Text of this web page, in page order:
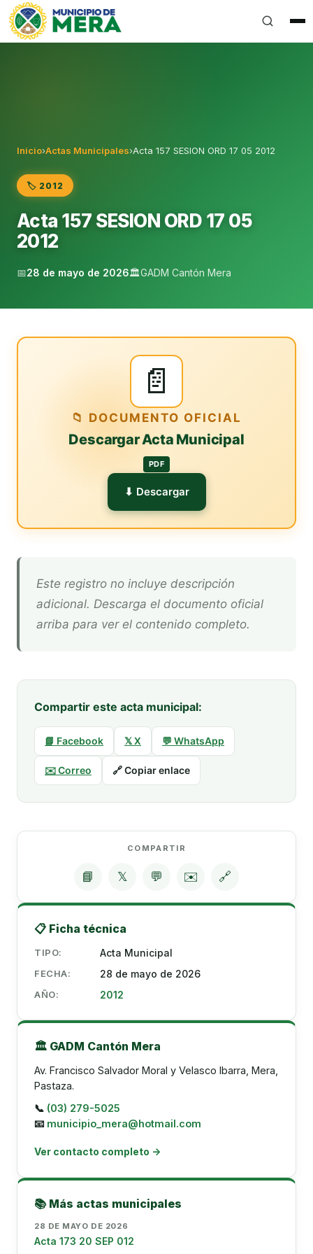
Gobierno Autónomo Descentralizado Municipal del
Inicio›Actas Municipales›Acta 157 SESION ORD 17 05 2012
🏷️ 2012
Acta 157 SESION ORD 17 05
2012
📅28 de mayo de 2026🏛️GADM Cantón Mera
📄
📁 DOCUMENTO OFICIAL
Descargar Acta Municipal
PDF
⬇ Descargar
Este registro no incluye descripción
adicional. Descarga el documento oficial
arriba para ver el contenido completo.
Compartir este acta municipal:
📘 Facebook 𝕏 X 💬 WhatsApp
✉️ Correo 🔗 Copiar enlace
COMPARTIR
📘 𝕏 💬 ✉️ 🔗
📋 Ficha técnica
TIPO: Acta Municipal
FECHA: 28 de mayo de 2026
AÑO: 2012
🏛️ GADM Cantón Mera
Av. Francisco Salvador Moral y Velasco Ibarra, Mera,
Pastaza.
📞 (03) 279-5025
📧 municipio_mera@hotmail.com
Ver contacto completo →
📚 Más actas municipales
28 DE MAYO DE 2026
Acta 173 20 SEP 012